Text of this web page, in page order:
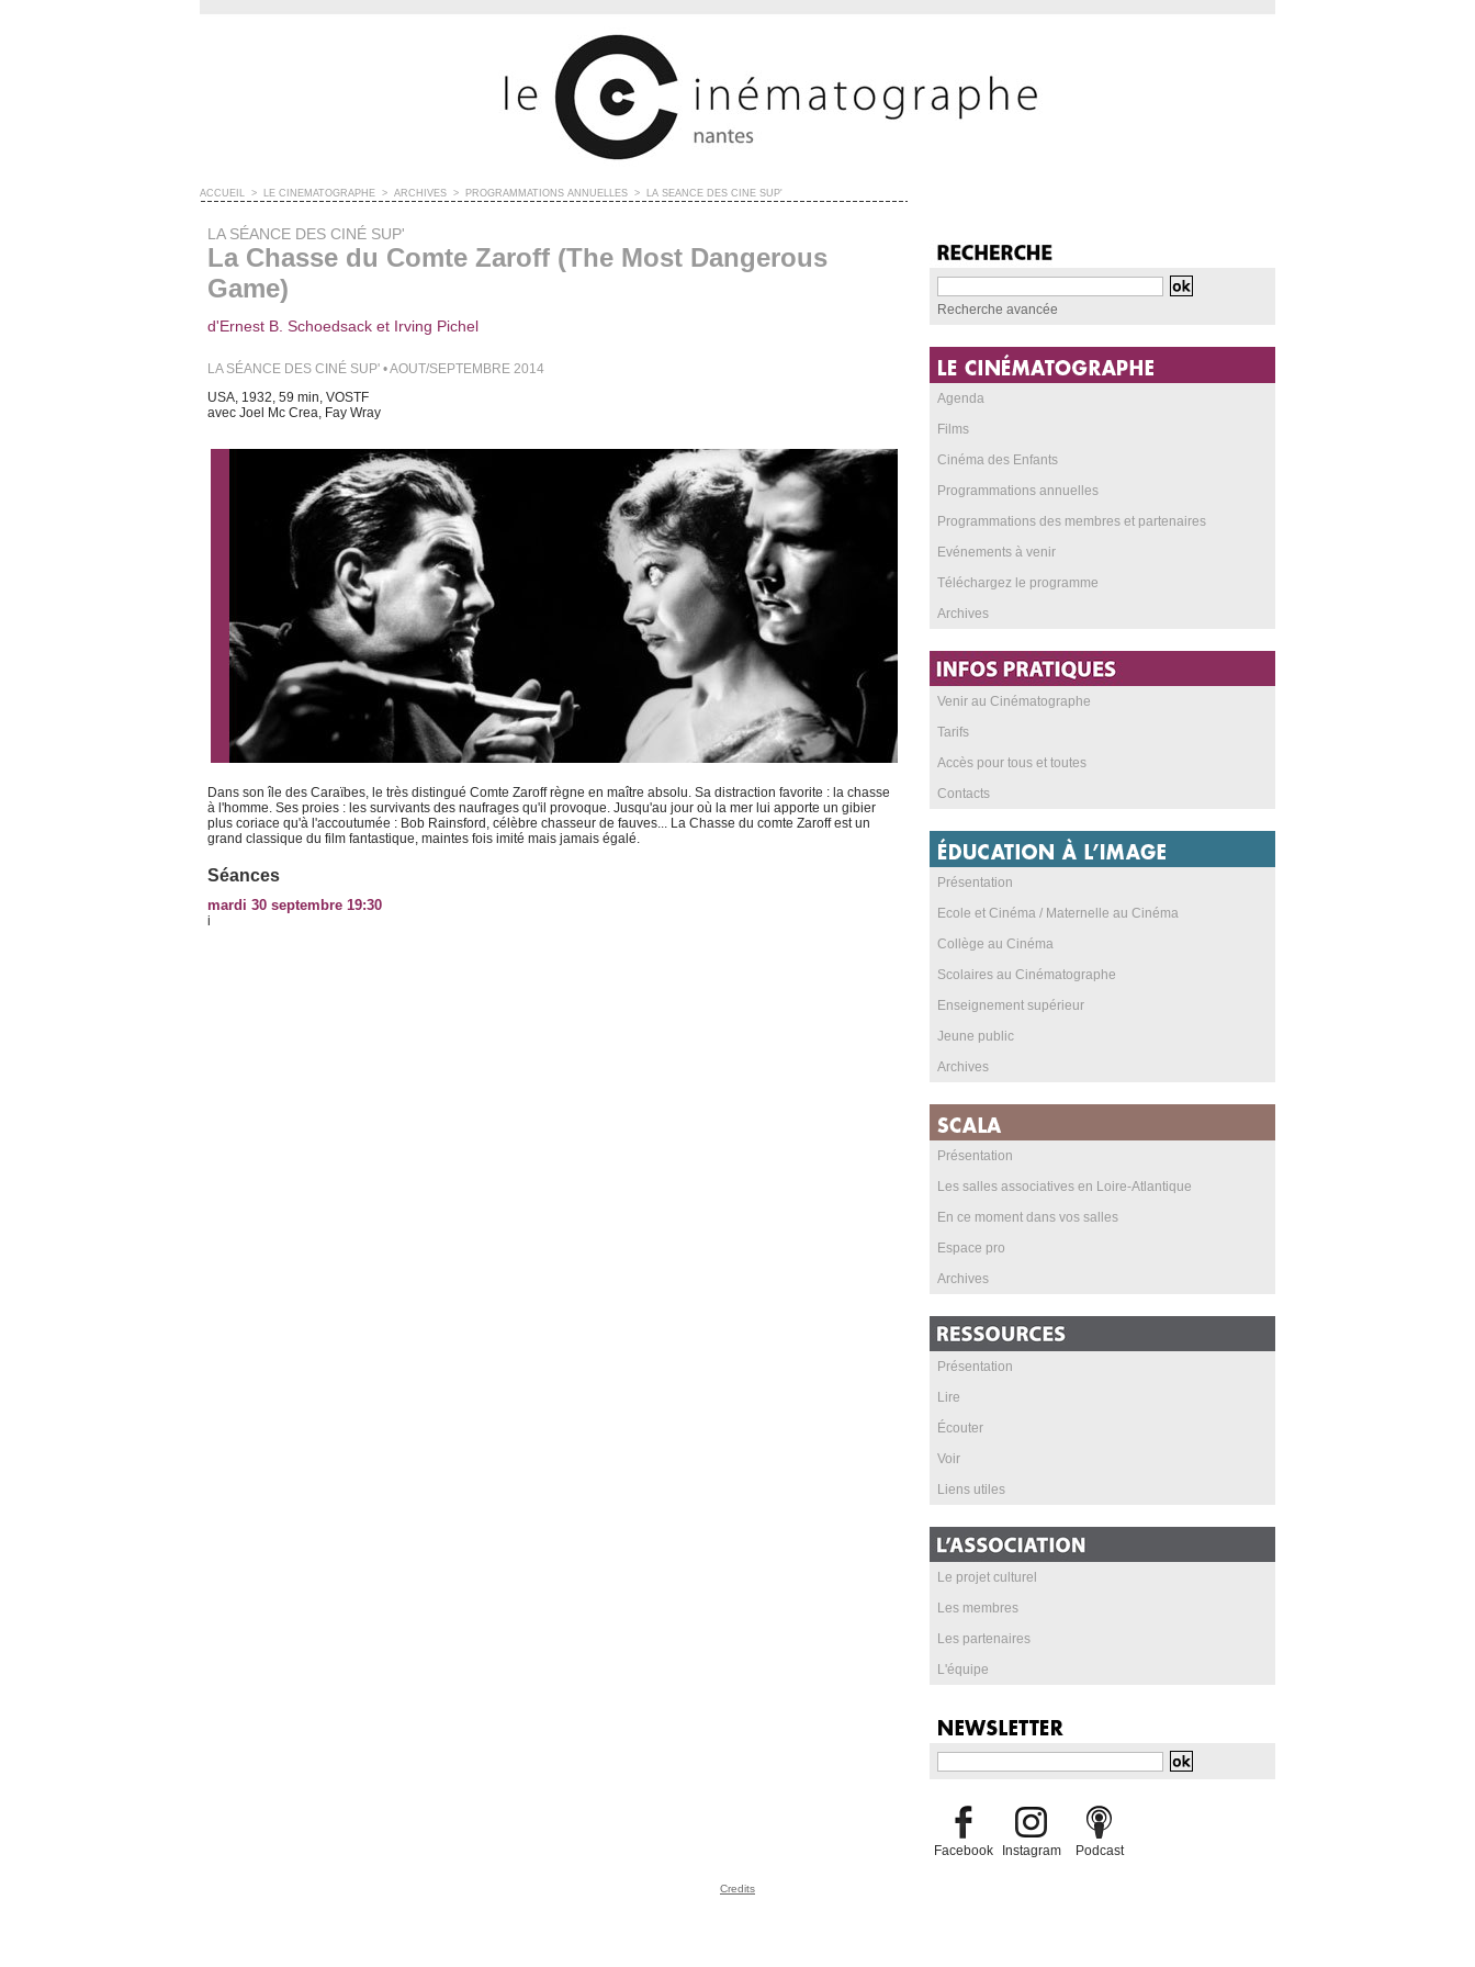
ACCUEIL > LE CINÉMATOGRAPHE > ARCHIVES > PROGRAMMATIONS ANNUELLES > LA SÉANCE DES CINÉ SUP'
LA SÉANCE DES CINÉ SUP'
La Chasse du Comte Zaroff (The Most Dangerous
Game)
d'Ernest B. Schoedsack et Irving Pichel
LA SÉANCE DES CINÉ SUP' • AOUT/SEPTEMBRE 2014
USA, 1932, 59 min, VOSTF
avec Joel Mc Crea, Fay Wray
Dans son île des Caraïbes, le très distingué Comte Zaroff règne en maître absolu. Sa distraction favorite : la chasse
à l'homme. Ses proies : les survivants des naufrages qu'il provoque. Jusqu'au jour où la mer lui apporte un gibier
plus coriace qu'à l'accoutumée : Bob Rainsford, célèbre chasseur de fauves... La Chasse du comte Zaroff est un
grand classique du film fantastique, maintes fois imité mais jamais égalé.
Séances
mardi 30 septembre 19:30
i
Recherche avancée
Agenda
Films
Cinéma des Enfants
Programmations annuelles
Programmations des membres et partenaires
Evénements à venir
Téléchargez le programme
Archives
Venir au Cinématographe
Tarifs
Accès pour tous et toutes
Contacts
Présentation
Ecole et Cinéma / Maternelle au Cinéma
Collège au Cinéma
Scolaires au Cinématographe
Enseignement supérieur
Jeune public
Archives
Présentation
Les salles associatives en Loire-Atlantique
En ce moment dans vos salles
Espace pro
Archives
Présentation
Lire
Écouter
Voir
Liens utiles
Le projet culturel
Les membres
Les partenaires
L'équipe
Facebook Instagram Podcast
Credits